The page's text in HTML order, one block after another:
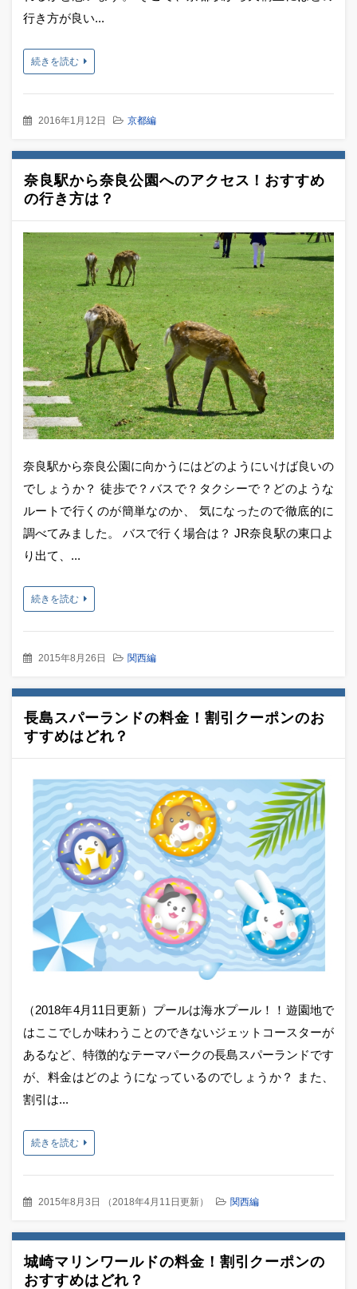
行き方が良い...
続きを読む
2016年1月12日 京都編
奈良駅から奈良公園へのアクセス！おすすめ
の行き方は？
奈良駅から奈良公園に向かうにはどのようにいけば良いの
でしょうか？ 徒歩で？バスで？タクシーで？どのような
ルートで行くのが簡単なのか、 気になったので徹底的に
調べてみました。 バスで行く場合は？ JR奈良駅の東口よ
り出て、...
続きを読む
2015年8月26日 関西編
長島スパーランドの料金！割引クーポンのお
すすめはどれ？
（2018年4月11日更新）プールは海水プール！！遊園地で
はここでしか味わうことのできないジェットコースターが
あるなど、特徴的なテーマパークの長島スパーランドです
が、料金はどのようになっているのでしょうか？ また、
割引は...
続きを読む
2015年8月3日 （2018年4月11日更新） 関西編
城崎マリンワールドの料金！割引クーポンの
おすすめはどれ？